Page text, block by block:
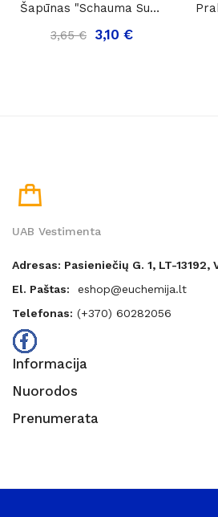
Šapūnas "Schauma Superfruit & Glanz", 400ml.
3,65 €
3,10 €
UAB Vestimenta
Adresas: Pasieniečių G. 1, LT-13192,
El. Paštas:
eshop@euchemija.lt
Telefonas: (+370) 60282056
Informacija
Nuorodos
Prenumerata